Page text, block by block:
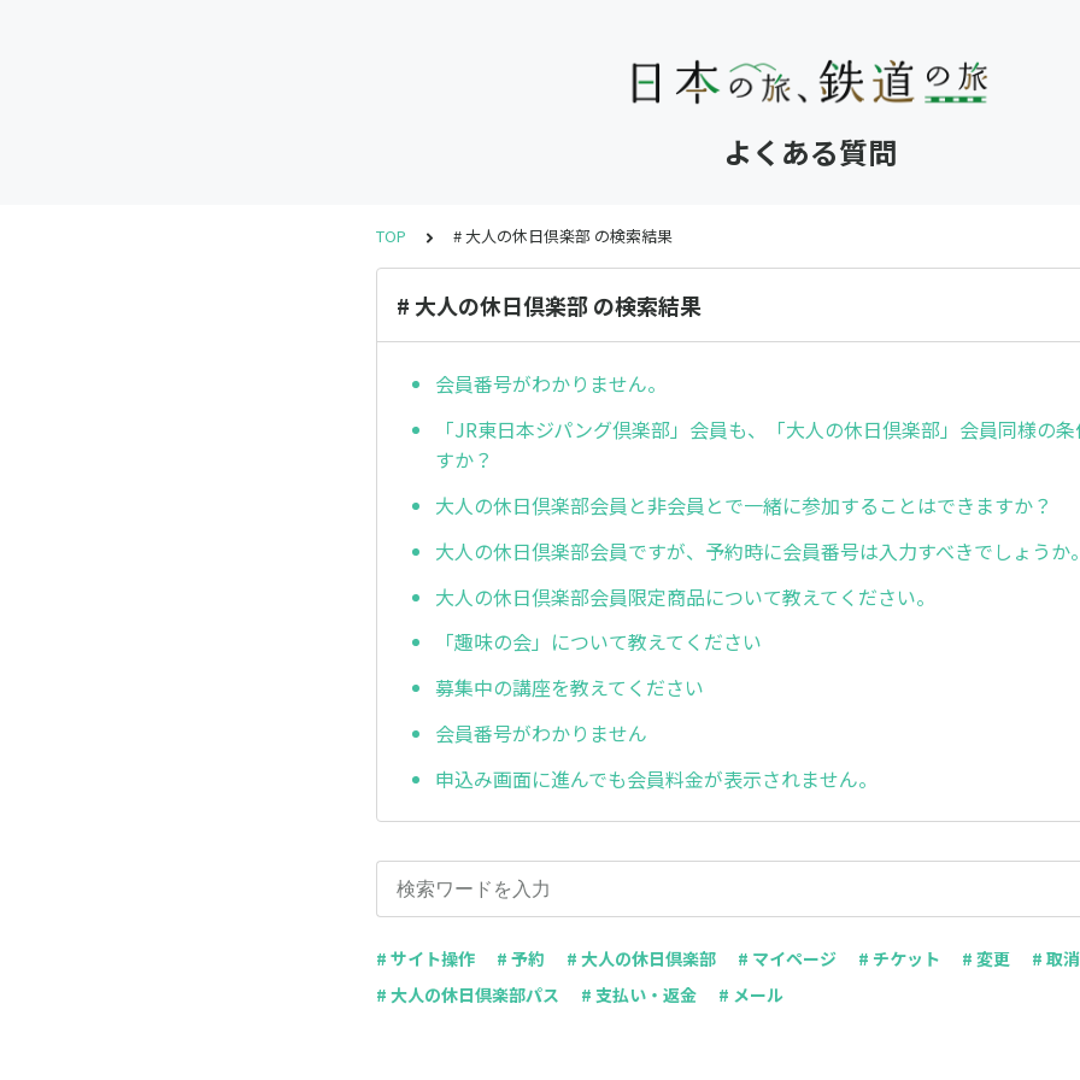
よくある質問
TOP # 大人の休日倶楽部 の検索結果
# 大人の休日倶楽部 の検索結果
会員番号がわかりません。
「JR東日本ジパング倶楽部」会員も、「大人の休日倶楽部」会員同様の
すか？
大人の休日倶楽部会員と非会員とで一緒に参加することはできますか？
大人の休日倶楽部会員ですが、予約時に会員番号は入力すべきでしょうか
大人の休日倶楽部会員限定商品について教えてください。
「趣味の会」について教えてください
募集中の講座を教えてください
会員番号がわかりません
申込み画面に進んでも会員料金が表示されません。
# サイト操作 # 予約 # 大人の休日倶楽部 # マイページ # チケット # 変更
# 取消
# 大人の休日倶楽部パス
# 支払い・返金 # メール